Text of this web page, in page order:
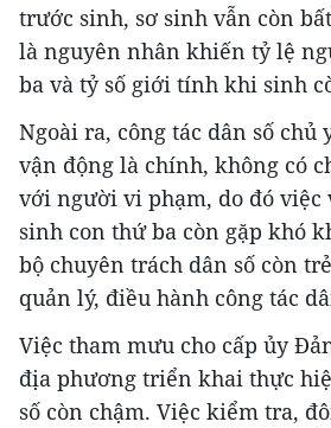
trước sinh, sơ sinh vẫn còn
là nguyên nhân khiến tỷ lệ
ba và tỷ số giới tính khi sinh
Ngoài ra, công tác dân số chủ
vận động là chính, không có
với người vi phạm, do đó việc
sinh con thứ ba còn gặp khó
bộ chuyên trách dân số còn
quản lý, điều hành công tác
Việc tham mưu cho cấp ủy
địa phương triển khai thực
số còn chậm. Việc kiểm tra,